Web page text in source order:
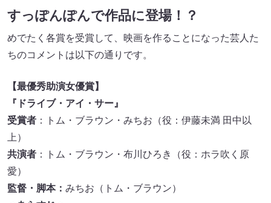
すっぽんぽんで作品に登場！？
めでたく各賞を受賞して、映画を作ることになった芸人た
ちのコメントは以下の通りです。
【最優秀助演女優賞】
『ドライブ・アイ・サー』
受賞者 ：トム・ブラウン・みちお（役：伊藤未満 田中以
上）
共演者 ：トム・ブラウン・布川ひろき（役：ホラ吹く原
愛）
監督・脚本： みちお（トム・ブラウン）